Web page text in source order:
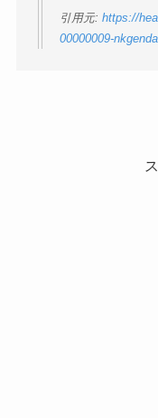
引用元: https://
00000009-